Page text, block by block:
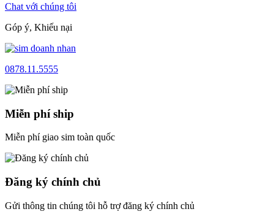
Chat với chúng tôi
Góp ý, Khiếu nại
0878.11.5555
Miễn phí ship
Miễn phí giao sim toàn quốc
Đăng ký chính chủ
Gửi thông tin chúng tôi hỗ trợ đăng ký chính chủ